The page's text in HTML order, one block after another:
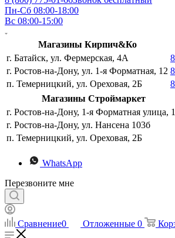
Пн-Сб 08:00-18:00
Вс 08:00-15:00
Магазины Кирпич&Ко
г. Батайск, ул. Фермерская, 4А
г. Ростов-на-Дону, ул. 1-я Форматная, 12
п. Темерницкий, ул. Ореховая, 2Б
Магазины Строймаркет
г. Ростов-на-Дону, 1-я Форматная улица,
г. Ростов-на-Дону, ул. Нансена 103б
п. Темерницкий, ул. Ореховая, 2Б
WhatsApp
Перезвоните мне
Сравнение0 Отложенные 0